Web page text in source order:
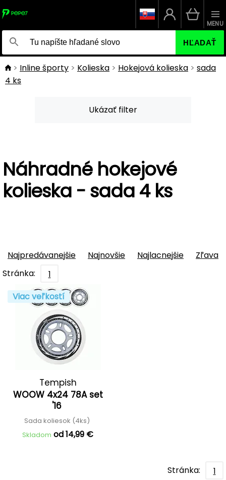
HĽADAŤ
MENU
Inline športy Kolieska Hokejová kolieska
sada
4 ks
Ukázať filter
Náhradné hokejové
kolieska - sada 4 ks
Najpredávanejšie Najnovšie Najlacnejšie
Zľava
Stránka:
1
Viac veľkostí
Tempish
WOOW 4x24 78A set
'16
Sada koliesok (4ks)
Skladom od 14,99 €
Stránka: 1